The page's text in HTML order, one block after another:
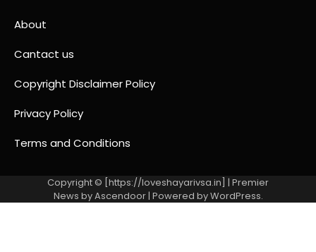
About
Cantact us
Copyright Disclaimer Policy
Privacy Policy
Terms and Conditions
Copyright © [https://loveshayarivsa.in] | Premier
News byAscendoor| Powered byWordPress.